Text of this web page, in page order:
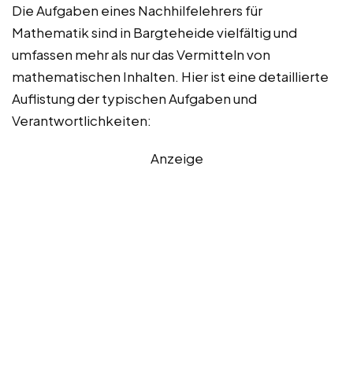
Die Aufgaben eines Nachhilfelehrers für
Mathematik sind in Bargteheide vielfältig und
umfassen mehr als nur das Vermitteln von
mathematischen Inhalten. Hier ist eine detaillierte
Auflistung der typischen Aufgaben und
Verantwortlichkeiten:
Anzeige